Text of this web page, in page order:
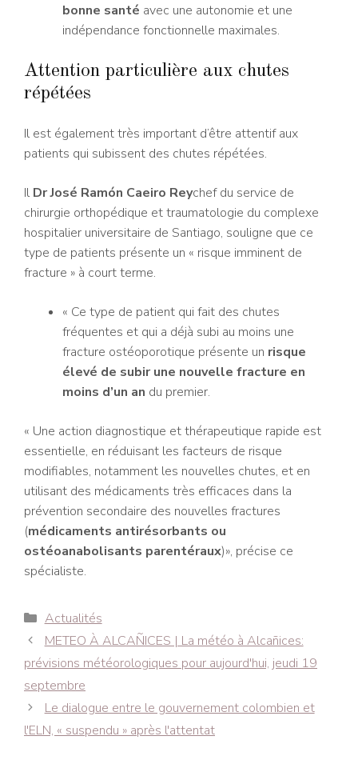
bonne santé avec une autonomie et une
indépendance fonctionnelle maximales.
Attention particulière aux chutes
répétées
Il est également très important d’être attentif aux
patients qui subissent des chutes répétées.
Il Dr José Ramón Caeiro Reychef du service de
chirurgie orthopédique et traumatologie du complexe
hospitalier universitaire de Santiago, souligne que ce
type de patients présente un « risque imminent de
fracture » à court terme.
« Ce type de patient qui fait des chutes
fréquentes et qui a déjà subi au moins une
fracture ostéoporotique présente un risque
élevé de subir une nouvelle fracture en
moins d’un an du premier.
« Une action diagnostique et thérapeutique rapide est
essentielle, en réduisant les facteurs de risque
modifiables, notamment les nouvelles chutes, et en
utilisant des médicaments très efficaces dans la
prévention secondaire des nouvelles fractures
(médicaments antirésorbants ou
ostéoanabolisants parentéraux)», précise ce
spécialiste.
Catégories
Actualités
Navigation
des
articles
METEO À ALCAÑICES | La météo à Alcañices:
prévisions météorologiques pour aujourd'hui, jeudi 19
septembre
Le dialogue entre le gouvernement colombien et
l'ELN, « suspendu » après l'attentat